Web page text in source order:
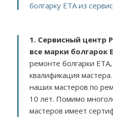
болгарку ETA из
1. Сервисный центр
все марки болгарок
ремонте болгарки
квалификация
наших мастеров по
10 лет. Помимо
мастеров имеет